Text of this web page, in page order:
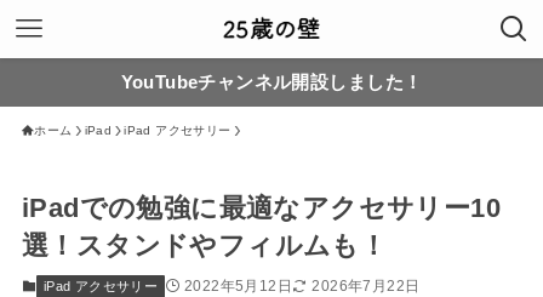
YouTubeチャンネル開設しました！
ホーム iPad iPad アクセサリー
iPadでの勉強に最適なアクセサリー10
選！スタンドやフィルムも！
iPad アクセサリー 2022年5月12日 2026年7月22日